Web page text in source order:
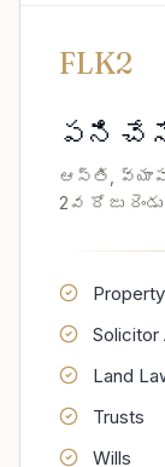
FLK2
పని
ఆస్తి,
2వ రోజు
Solicitor
Land
Trusts
Wills